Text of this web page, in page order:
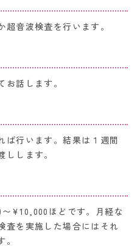
音波検査を行います。
話します。
ば行います。結果は１週間
します。
¥10,000ほどです。月経な
査を実施した場合にはそれ